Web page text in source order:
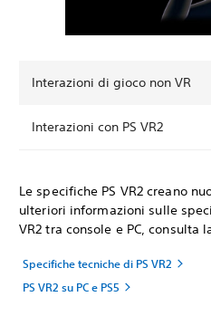
Interazioni di gioco non VR
Interazioni con PS VR2
Le specifiche PS VR2 creano
ulteriori informazioni sulle
VR2 tra console e PC,
Specifiche tecniche di PS VR2
PS VR2 su PC e PS5